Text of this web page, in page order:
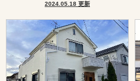
2024.05.18 更新